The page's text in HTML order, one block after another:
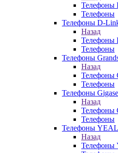
Телефоны
Телефоны
Телефоны D-
Назад
Телефоны
Телефоны
Телефоны
Назад
Телефоны
Телефоны
Телефоны
Назад
Телефоны
Телефоны
Телефоны
Назад